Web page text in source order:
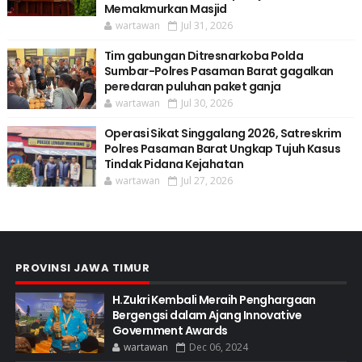
Memakmurkan Masjid
wartawan Jul 31, 2026
Tim gabungan Ditresnarkoba Polda
Sumbar-Polres Pasaman Barat gagalkan
peredaran puluhan paket ganja
wartawan Jul 30, 2026
Operasi Sikat Singgalang 2026, Satreskrim
Polres Pasaman Barat Ungkap Tujuh Kasus
Tindak Pidana Kejahatan
wartawan Jul 27, 2026
PROVINSI JAWA TIMUR
H.Zukri Kembali Meraih Penghargaan
Bergengsi dalam Ajang Innovative
Government Awards
wartawan Dec 06, 2024